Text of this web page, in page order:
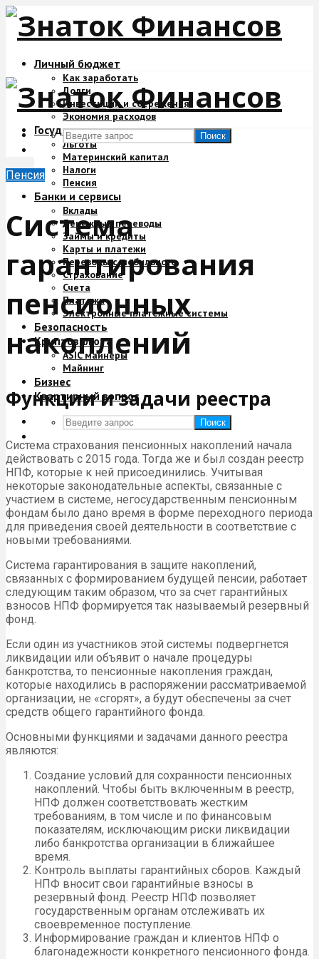
Личный бюджет
Как заработать
Долги
Инвестиции и сбережения
Экономия расходов
Государство и деньги
Льготы
Материнский капитал
Налоги
Пенсия
Банки и сервисы
Вклады
Денежные переводы
Займы и кредиты
Карты и платежи
Переводы с мобильного
Страхование
Счета
Платежи
Электронные платежные системы
Безопасность
Криптовалюта
ASIC майнеры
Майнинг
Бизнес
Квартирный вопрос
Поиск
Поиск
Пенсия
Система
гарантирования
пенсионных
накоплений
Функции и задачи реестра
Система страхования пенсионных накоплений начала
действовать с 2015 года. Тогда же и был создан реестр
НПФ, которые к ней присоединились. Учитывая
некоторые законодательные аспекты, связанные с
участием в системе, негосударственным пенсионным
фондам было дано время в форме переходного периода
для приведения своей деятельности в соответствие с
новыми требованиями.
Система гарантирования в защите накоплений,
связанных с формированием будущей пенсии, работает
следующим таким образом, что за счет гарантийных
взносов НПФ формируется так называемый резервный
фонд.
Если один из участников этой системы подвергнется
ликвидации или объявит о начале процедуры
банкротства, то пенсионные накопления граждан,
которые находились в распоряжении рассматриваемой
организации, не «сгорят», а будут обеспечены за счет
средств общего гарантийного фонда.
Основными функциями и задачами данного реестра
являются:
Создание условий для сохранности пенсионных
накоплений. Чтобы быть включенным в реестр,
НПФ должен соответствовать жестким
требованиям, в том числе и по финансовым
показателям, исключающим риски ликвидации
либо банкротства организации в ближайшее
время.
Контроль выплаты гарантийных сборов. Каждый
НПФ вносит свои гарантийные взносы в
резервный фонд. Реестр НПФ позволяет
государственным органам отслеживать их
своевременное поступление.
Информирование граждан и клиентов НПФ о
благонадежности конкретного пенсионного фонда.